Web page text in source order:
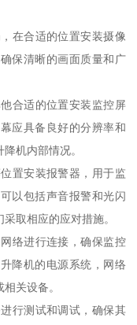
在合适的位置安装摄像
保清晰的画面质量和广
合适的位置安装监控屏
应具备良好的分辨率和
机内部情况。
置安装报警器，用于监
以包括声音报警和光闪
取相应的应对措施。
络进行连接，确保监控
降机的电源系统，网络
关设备。
行测试和调试，确保其